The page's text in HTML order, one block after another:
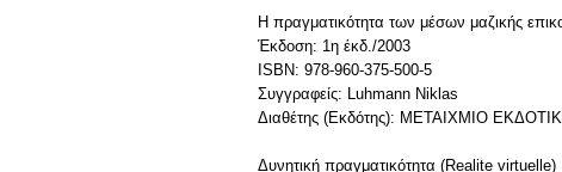
Η πραγματικότητα των μέσων μαζικής
Έκδοση: 1η έκδ./2003
ISBN: 978-960-375-500-5
Συγγραφείς: Luhmann Niklas
Διαθέτης (Εκδότης): ΜΕΤΑΙΧΜΙΟ
Δυνητική πραγματικότητα (Realite virtuelle)